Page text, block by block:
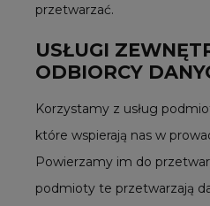
przetwarzać.
USŁUGI
ODBIORCY
Korzystamy z usług
które wspierają nas w
Powierzamy im do
podmioty te przetwarzają